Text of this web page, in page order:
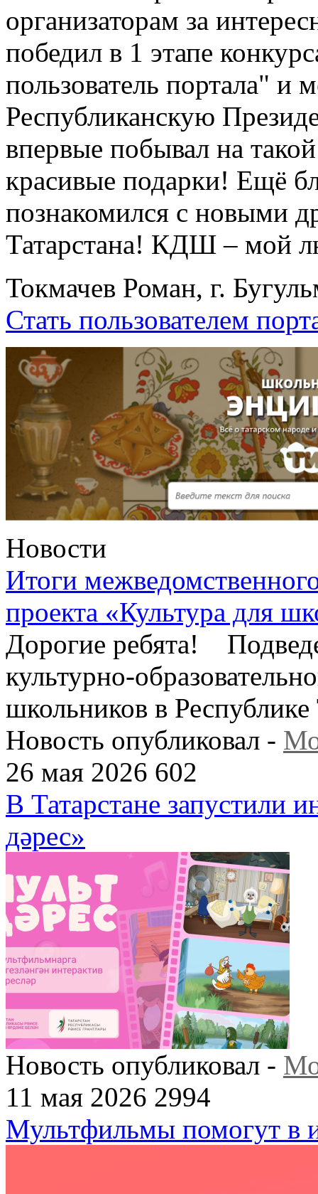
организаторам за
победил в 1 этапе
пользователь портала" и
Республиканскую
впервые побывал на
красивые подарки! Ещё
познакомился с новыми
Татарстана! КДШ – мой
Токмачев Роман, г.
Стать пользователем
Новости
Итоги
проекта «Культура для
Дорогие ребята!
культурно-
школьников в
Новость опубликовал -
26 мая 2026 602
В Татарстане запустили
дәрес»
Новость опубликовал -
11 мая 2026 2994
Мультфильмы помогут в